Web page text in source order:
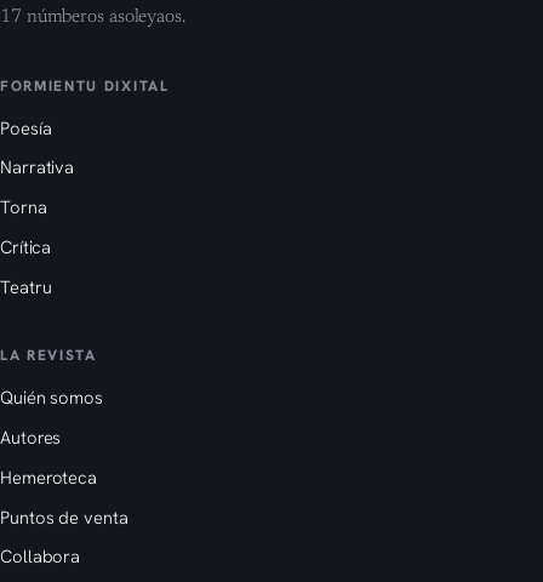
17 númberos asoleyaos.
FORMIENTU DIXITAL
Poesía
Narrativa
Torna
Crítica
Teatru
LA REVISTA
Quién somos
Autores
Hemeroteca
Puntos de venta
Collabora